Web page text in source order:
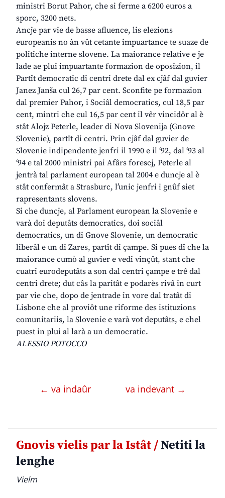
ministri Borut Pahor, che si ferme a 6200 euros a
sporc, 3200 nets.
Ancje par vie de basse afluence, lis elezions
europeanis no àn vût cetante impuartance te suaze de
politiche interne slovene. La maiorance relative e je
lade ae plui impuartante formazion de oposizion, il
Partît democratic di centri drete dal ex cjâf dal guvier
Janez Janša cul 26,7 par cent. Sconfite pe formazion
dal premier Pahor, i Sociâl democratics, cul 18,5 par
cent, mintri che cul 16,5 par cent il vêr vincidôr al è
stât Alojz Peterle, leader di Nova Slovenija (Gnove
Slovenie), partît di centri. Prin cjâf dal guvier de
Slovenie indipendente jenfri il 1990 e il ‘92, dal ‘93 al
‘94 e tal 2000 ministri pai Afârs forescj, Peterle al
jentrà tal parlament european tal 2004 e duncje al è
stât confermât a Strasburc, l’unic jenfri i gnûf siet
rapresentants slovens.
Si che duncje, al Parlament european la Slovenie e
varà doi deputâts democratics, doi sociâl
democratics, un di Gnove Slovenie, un democratic
liberâl e un di Zares, partît di çampe. Si pues dî che la
maiorance cumò al guvier e vedi vinçût, stant che
cuatri eurodeputâts a son dal centri çampe e trê dal
centri drete; dut câs la paritât e podarès rivâ in curt
par vie che, dopo de jentrade in vore dal tratât di
Lisbone che al proviôt une riforme des istituzions
comunitariis, la Slovenie e varà vot deputâts, e chel
puest in plui al larà a un democratic.
ALESSIO POTOCCO
← va indaûr va indevant →
Gnovis vielis par la Istât /Netiti la
lenghe
Vielm